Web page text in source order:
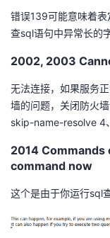
错误139可能意味着
查sql语句中异常长的
2002, 2003
无法连接，如果服务
墙的问题，关闭防火
skip-name-resolve 4
2014
command now
这个是由于你运行sql